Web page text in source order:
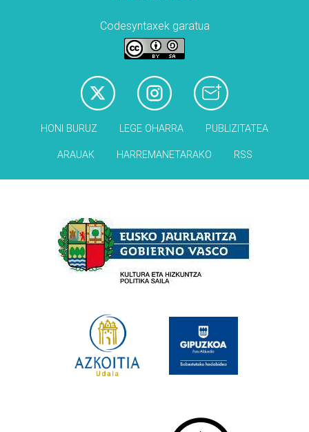
Codesyntaxek garatua
HONI BURUZ LEGE OHARRA PUBLIZITATEA
ARAUAK HARREMANETARAKO RSS